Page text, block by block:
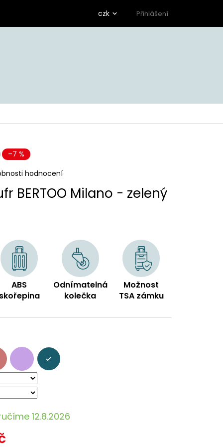
czk Přihlášení
12.8.2026
–7 %
hodnocení
BERTOO Milano - zelený
ABS
Odnímatelná
kolečka
Možnost
TSA zámku